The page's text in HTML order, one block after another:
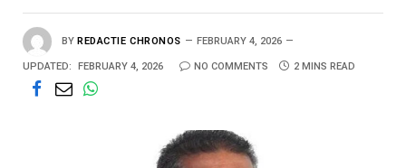
BY REDACTIE CHRONOS FEBRUARY 4, 2026
UPDATED: FEBRUARY 4, 2026 NO COMMENTS 2 MINS READ